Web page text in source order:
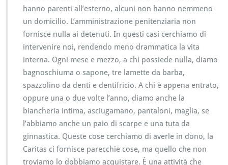
hanno parenti all’esterno, alcuni non hanno nemmeno
un domicilio. L’amministrazione penitenziaria non
fornisce nulla ai detenuti. In questi casi cerchiamo di
intervenire noi, rendendo meno drammatica la vita
interna. Ogni mese e mezzo, a chi possiede nulla, diamo
bagnoschiuma o sapone, tre lamette da barba,
spazzolino da denti e dentifricio. A chi è appena entrato,
oppure una o due volte l’anno, diamo anche la
biancheria intima, asciugamano, pantaloni, maglia, se
l’abbiamo anche un paio di scarpe e una tuta da
ginnastica. Queste cose cerchiamo di averle in dono, la
Caritas ci fornisce parecchie cose, ma quello che non
troviamo lo dobbiamo acquistare. È una attività che